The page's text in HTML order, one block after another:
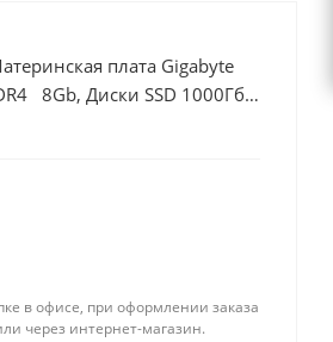
плата Gigabyte
8Gb, Диски SSD 1000Гб +
в офисе, при оформлении заказа
через интернет-магазин.